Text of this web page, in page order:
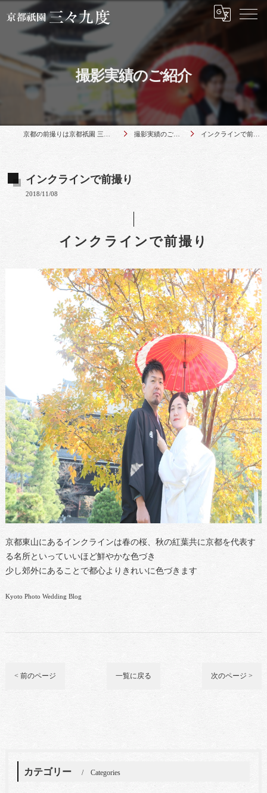
撮影実績のご紹介
撮影実績のご紹介 インクラインで前撮り
インクラインで前撮り
2018/11/08
インクラインで前撮り
京都東山にあるインクラインは春の桜、秋の紅葉共に京都を代表す
る名所といっていいほど鮮やかな色づき
少し郊外にあることで都心よりきれいに色づきます
Kyoto Photo Wedding Blog
< 前のページ 一覧に戻る 次のページ >
カテゴリー Categories